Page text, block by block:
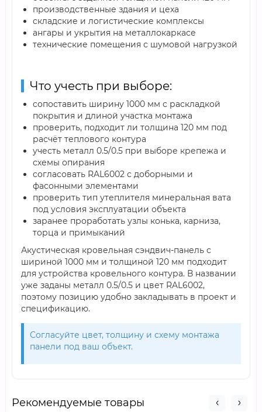
производственные здания и цеха
складские и логистические комплексы
ангары и укрытия на металлокаркасе
технические помещения с шумовой нагрузкой
Что учесть при выборе:
сопоставить ширину 1000 мм с раскладкой
покрытия и длиной участка монтажа
проверить, подходит ли толщина 120 мм под
расчёт теплового контура
учесть металл 0.5/0.5 при выборе крепежа и
схемы опирания
согласовать RAL6002 с доборными и
фасонными элементами
проверить тип утеплителя минеральная вата
под условия эксплуатации объекта
заранее проработать узлы конька, карниза,
торца и примыканий
Акустическая кровельная сэндвич-панель с
шириной 1000 мм и толщиной 120 мм подходит
для устройства кровельного контура. В названии
уже заданы металл 0.5/0.5 и цвет RAL6002,
поэтому позицию удобно закладывать в проект и
спецификацию.
Согласуйте цвет, толщину и схему монтажа
панели под ваш объект.
Рекомендуемые товары